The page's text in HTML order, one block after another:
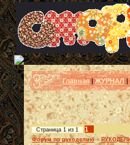
Главная| ЖУРНАЛ|
Страница 1из 1 1
Форум по рукоделию »